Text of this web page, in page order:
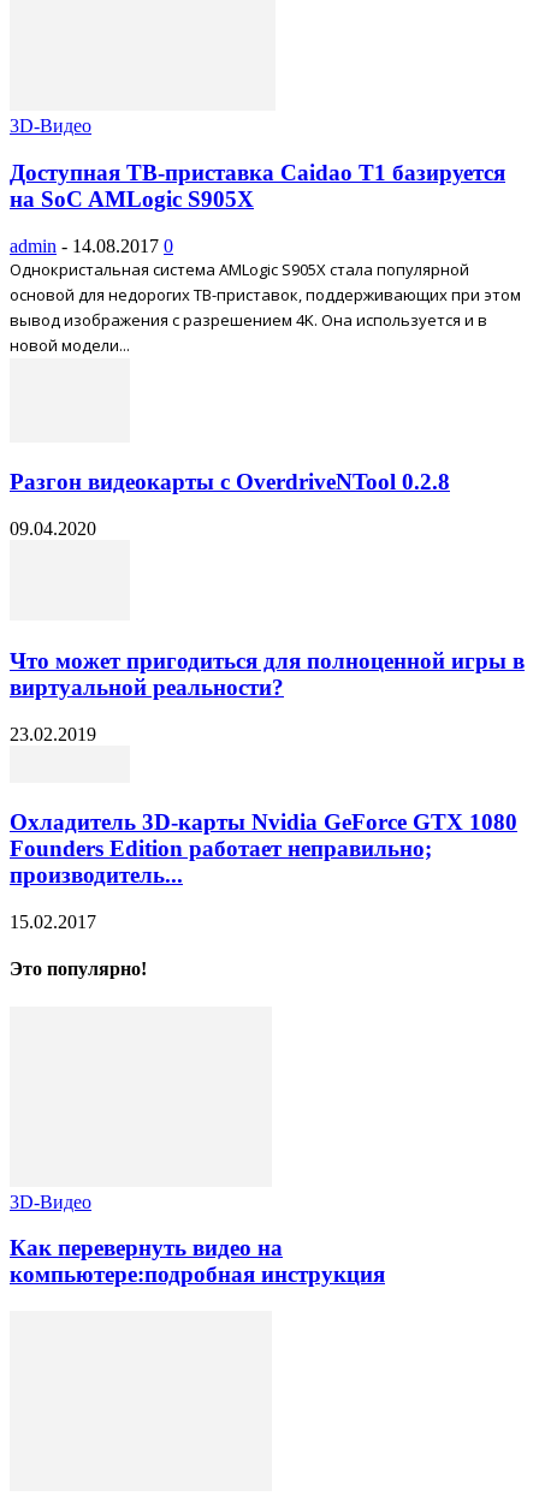
3D-Видео
Доступная ТВ-приставка Caidao T1 базируется
на SoC AMLogic S905X
admin - 14.08.2017 0
Однокристальная система AMLogic S905X стала популярной
основой для недорогих ТВ-приставок, поддерживающих при этом
вывод изображения с разрешением 4K. Она используется и в
новой модели...
Разгон видеокарты с OverdriveNTool 0.2.8
09.04.2020
Что может пригодиться для полноценной игры в
виртуальной реальности?
23.02.2019
Охладитель 3D-карты Nvidia GeForce GTX 1080
Founders Edition работает неправильно;
производитель...
15.02.2017
Это популярно!
3D-Видео
Как перевернуть видео на
компьютере:подробная инструкция